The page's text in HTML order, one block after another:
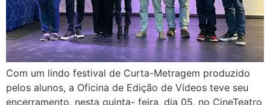
Com um lindo festival de Curta-Metragem produzido
pelos alunos, a Oficina de Edição de Vídeos teve seu
encerramento, nesta quinta- feira, dia 05, no CineTeatro